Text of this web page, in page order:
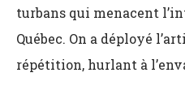
turbans qui menacent
Québec. On a déployé
répétition, hurlant à